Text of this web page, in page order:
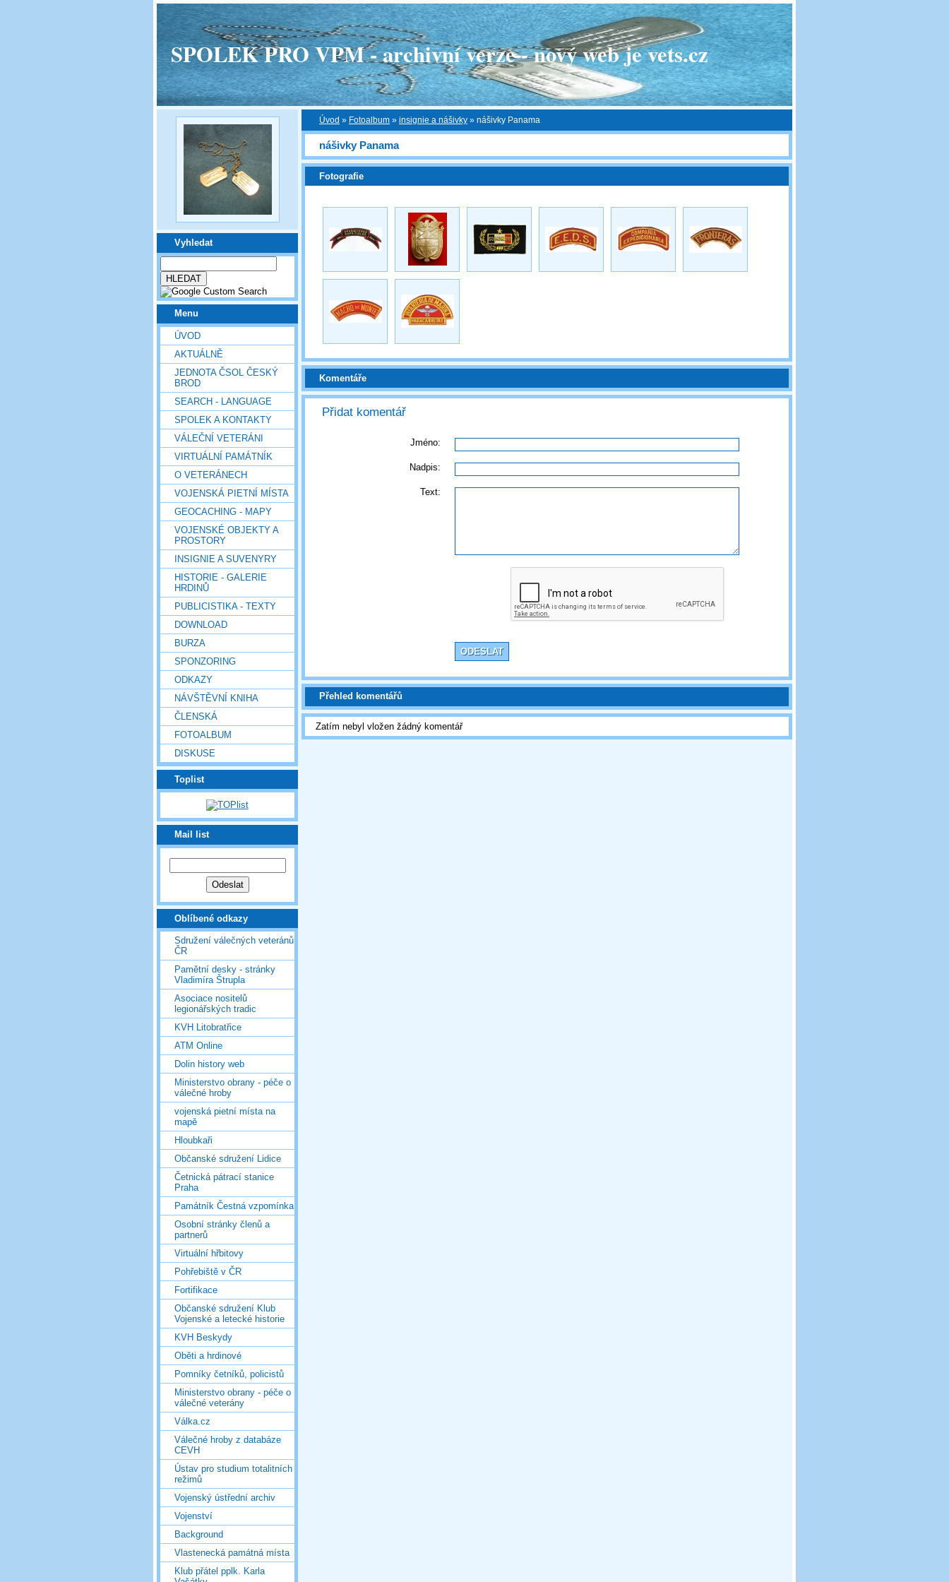
SPOLEK PRO VPM - archivní verze - nový web je vets.cz
Vyhledat
Menu
ÚVOD
AKTUÁLNĚ
JEDNOTA ČSOL ČESKÝ
BROD
SEARCH - LANGUAGE
SPOLEK A KONTAKTY
VÁLEČNÍ VETERÁNI
VIRTUÁLNÍ PAMÁTNÍK
O VETERÁNECH
VOJENSKÁ PIETNÍ MÍSTA
GEOCACHING - MAPY
VOJENSKÉ OBJEKTY A
PROSTORY
INSIGNIE A SUVENYRY
HISTORIE - GALERIE
HRDINŮ
PUBLICISTIKA - TEXTY
DOWNLOAD
BURZA
SPONZORING
ODKAZY
NÁVŠTĚVNÍ KNIHA
ČLENSKÁ
FOTOALBUM
DISKUSE
Toplist
Mail list
Oblíbené odkazy
Sdružení válečných veteránů
ČR
Pamětní desky - stránky
Vladimíra Štrupla
Asociace nositelů
legionářských tradic
KVH Litobratřice
ATM Online
Dolin history web
Ministerstvo obrany - péče o
válečné hroby
vojenská pietní místa na
mapě
Hloubkaři
Občanské sdružení Lidice
Četnická pátrací stanice
Praha
Památník Čestná vzpomínka
Osobní stránky členů a
partnerů
Virtuální hřbitovy
Pohřebiště v ČR
Fortifikace
Občanské sdružení Klub
Vojenské a letecké historie
KVH Beskydy
Oběti a hrdinové
Pomníky četníků, policistů
Ministerstvo obrany - péče o
válečné veterány
Válka.cz
Válečné hroby z databáze
CEVH
Ústav pro studium totalitních
režimů
Vojenský ústřední archiv
Vojenství
Background
Vlastenecká památná místa
Klub přátel pplk. Karla
Úvod » Fotoalbum » insignie a nášivky » nášivky Panama
nášivky Panama
Fotografie
Komentáře
Přidat komentář
Jméno:
Nadpis:
Text:
Přehled komentářů
Zatím nebyl vložen žádný komentář